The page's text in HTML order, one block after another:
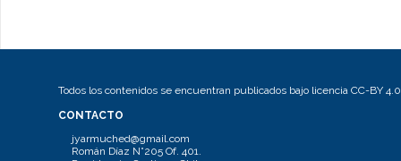
Todos los contenidos se encuentran publicados bajo licencia CC-BY 4.0
CONTACTO
jyarmuched@gmail.com
Román Díaz N°205 Of. 401.